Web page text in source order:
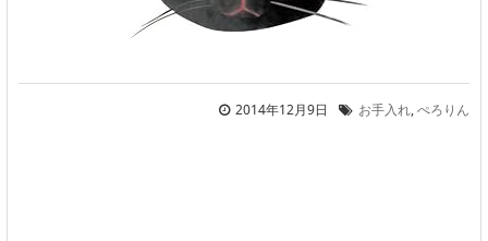
2014年12月9日 お手入れ,ぺろりん